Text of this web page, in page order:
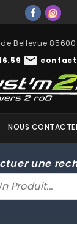
Bellevue 85600
mail
NOUS
une